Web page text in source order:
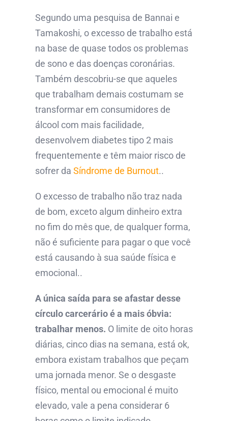
Segundo uma pesquisa de Bannai e
Tamakoshi, o excesso de trabalho está
na base de quase todos os problemas
de sono e das doenças coronárias.
Também descobriu-se que aqueles
que trabalham demais costumam se
transformar em consumidores de
álcool com mais facilidade,
desenvolvem diabetes tipo 2 mais
frequentemente e têm maior risco de
sofrer da Síndrome de Burnout..
O excesso de trabalho não traz nada
de bom, exceto algum dinheiro extra
no fim do mês que, de qualquer forma,
não é suficiente para pagar o que você
está causando à sua saúde física e
emocional..
A única saída para se afastar desse
círculo carcerário é a mais óbvia:
trabalhar menos. O limite de oito horas
diárias, cinco dias na semana, está ok,
embora existam trabalhos que peçam
uma jornada menor. Se o desgaste
físico, mental ou emocional é muito
elevado, vale a pena considerar 6